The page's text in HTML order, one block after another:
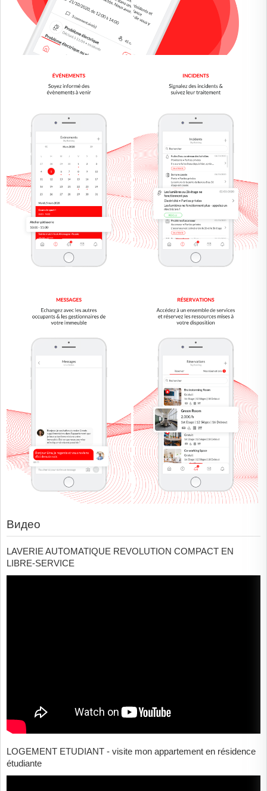
Видео
LAVERIE AUTOMATIQUE REVOLUTION COMPACT EN
LIBRE-SERVICE
LOGEMENT ETUDIANT - visite mon appartement en résidence
étudiante